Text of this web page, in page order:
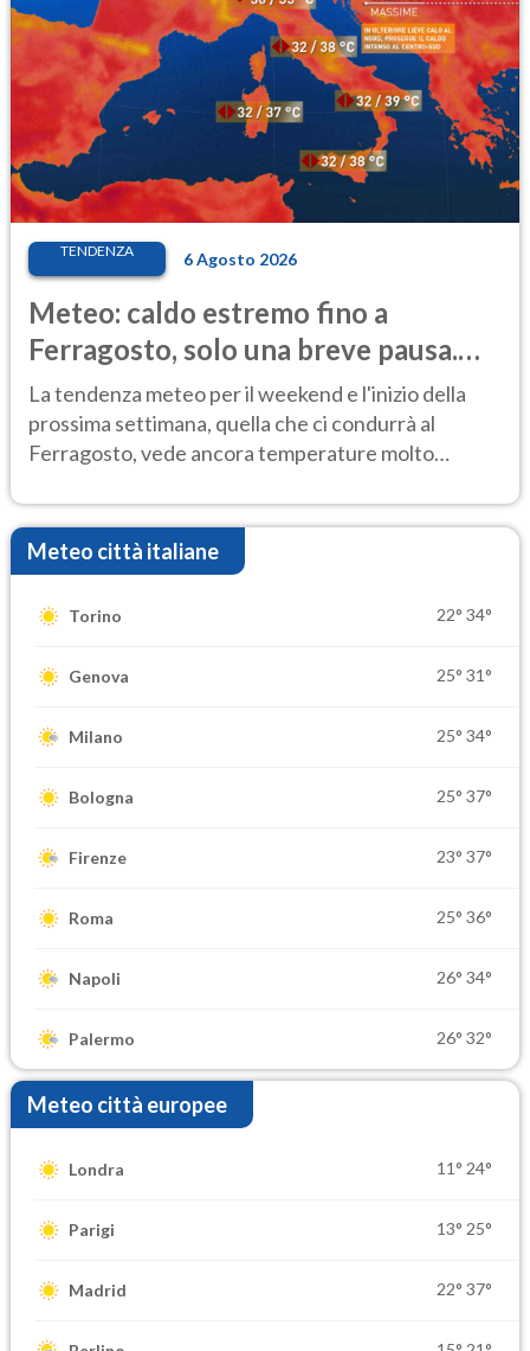
TENDENZA 6 Agosto 2026
Meteo: caldo estremo fino a
Ferragosto, solo una breve pausa.
Ecco dove
La tendenza meteo per il weekend e l'inizio della
prossima settimana, quella che ci condurrà al
Ferragosto, vede ancora temperature molto
Meteo città italiane
Torino 22° 34°
Genova 25° 31°
Milano 25° 34°
Bologna 25° 37°
Firenze 23° 37°
Roma 25° 36°
Napoli 26° 34°
Palermo 26° 32°
Meteo città europee
Londra 11° 24°
Parigi 13° 25°
Madrid 22° 37°